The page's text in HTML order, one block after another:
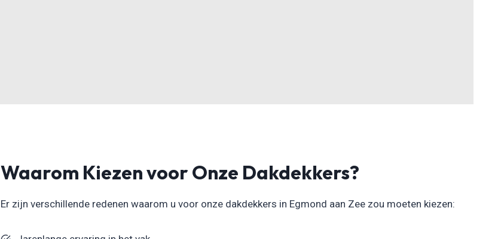
Waarom Kiezen voor Onze Dakdekkers?
Er zijn verschillende redenen waarom u voor onze dakdekkers in Egmond aan Zee zou moeten kiezen: